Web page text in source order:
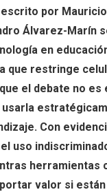
por
Álvarez-Marín
en
que restringe
el debate no es
Con
uso
herramientas
valor si